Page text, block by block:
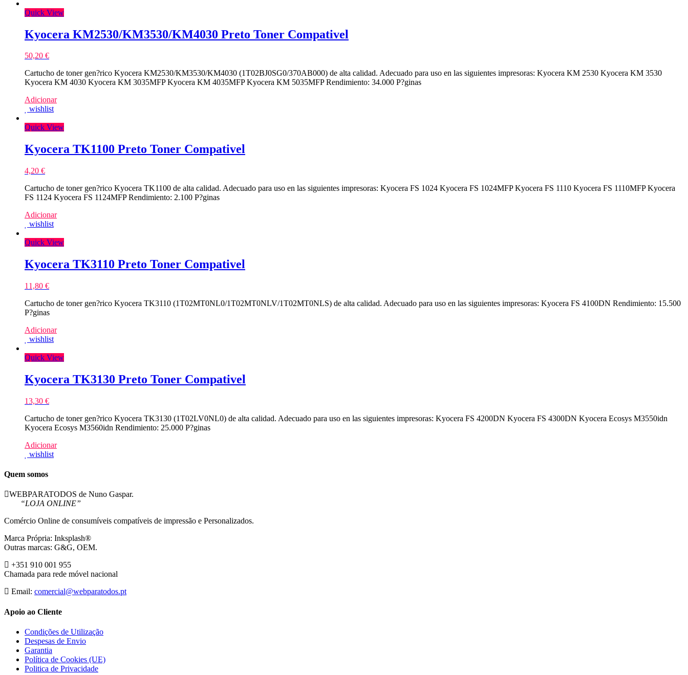
Quick View
Kyocera KM2530/KM3530/KM4030 Preto Toner Compativel
50,20 €
Cartucho de toner gen?rico Kyocera KM2530/KM3530/KM4030 (1T02BJ0SG0/370AB000) de alta calidad. Adecuado para uso en las siguientes impresoras: Kyocera KM 2530 Kyocera KM 3530
Kyocera KM 4030 Kyocera KM 3035MFP Kyocera KM 4035MFP Kyocera KM 5035MFP Rendimiento: 34.000 P?ginas
Adicionar
wishlist
Quick View
Kyocera TK1100 Preto Toner Compativel
4,20 €
Cartucho de toner gen?rico Kyocera TK1100 de alta calidad. Adecuado para uso en las siguientes impresoras: Kyocera FS 1024 Kyocera FS 1024MFP Kyocera FS 1110 Kyocera FS 1110MFP Kyocera
FS 1124 Kyocera FS 1124MFP Rendimiento: 2.100 P?ginas
Adicionar
wishlist
Quick View
Kyocera TK3110 Preto Toner Compativel
11,80 €
Cartucho de toner gen?rico Kyocera TK3110 (1T02MT0NL0/1T02MT0NLV/1T02MT0NLS) de alta calidad. Adecuado para uso en las siguientes impresoras: Kyocera FS 4100DN Rendimiento: 15.500
P?ginas
Adicionar
wishlist
Quick View
Kyocera TK3130 Preto Toner Compativel
13,30 €
Cartucho de toner gen?rico Kyocera TK3130 (1T02LV0NL0) de alta calidad. Adecuado para uso en las siguientes impresoras: Kyocera FS 4200DN Kyocera FS 4300DN Kyocera Ecosys M3550idn
Kyocera Ecosys M3560idn Rendimiento: 25.000 P?ginas
Adicionar
wishlist
Quem somos
WEBPARATODOS de Nuno Gaspar.
“LOJA ONLINE”
Comércio Online de consumíveis compatíveis de impressão e Personalizados.
Marca Própria: Inksplash®
Outras marcas: G&G, OEM.
+351 910 001 955
Chamada para rede móvel nacional
Email: comercial@webparatodos.pt
Apoio ao Cliente
Condições de Utilização
Despesas de Envio
Garantia
Política de Cookies (UE)
Politica de Privacidade